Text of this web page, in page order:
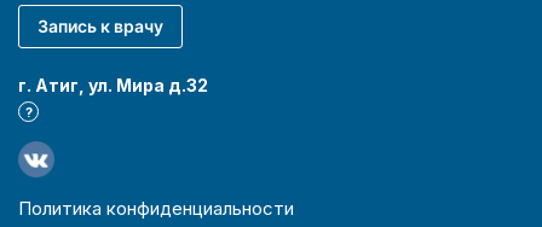
Запись к врачу
г. Атиг, ул. Мира д.32
?
Политика конфиденциальности